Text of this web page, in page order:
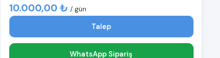
10.000,00 ₺ / gün
Talep
WhatsApp Sipariş